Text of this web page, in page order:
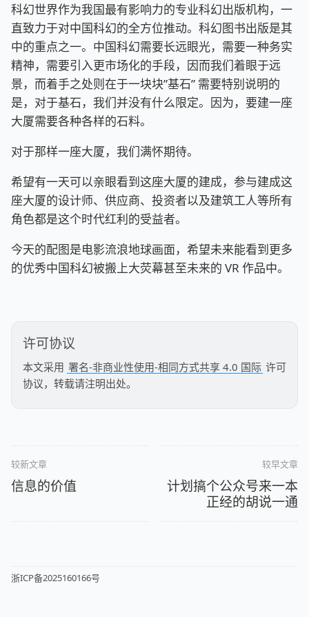
科幻世界作为我国最有影响力的专业科幻出版机构，一
直致力于对中国科幻的全方位推动。科幻图书出版是其
中的重点之一。中国科幻需要长远眼光，需要一种务实
精神，需要引入更市场化的手段，因而我们着眼于远
景，而着手之处则在于一块块”基石” 需要特别说明的
是，对于基石，我们并没有什么限定。因为，要建一座
大厦需要各种各样的石料。
对于那样一座大厦，我们满怀期待。
希望有一天可以亲眼看到这座大厦的建成，参与建成这
座大厦的设计师、供应商、投资者以及建筑工人等所有
角色都是这个时代红利的受益者。
今天的配图是电影流浪地球画面，希望未来能看到更多
的优秀中国科幻被搬上大荧幕甚至未来的 VR 作品中。
许可协议
本文采用 署名-非商业性使用-相同方式共享 4.0 国际 许可
协议，转载请注明出处。
较新文章
信息的价值
较早文章
计划搞个公众号来一本
正经的胡说一通
浙ICP备2025160166号